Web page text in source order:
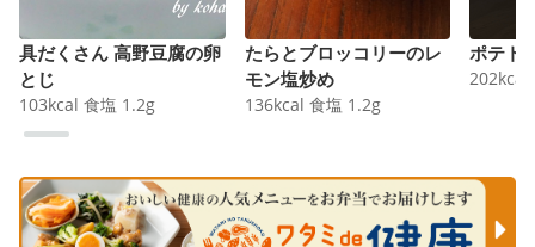
具だくさん 高野豆腐の卵
とじ
103kcal 食塩 1.2g
たらとブロッコリーのレ
モン塩炒め
136kcal 食塩 1.2g
ポテト
202kcal